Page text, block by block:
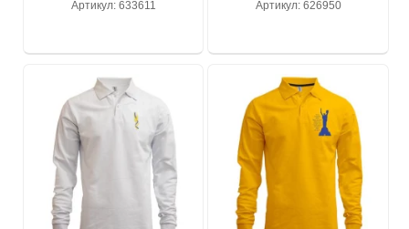
Артикул: 633611 Артикул: 626950